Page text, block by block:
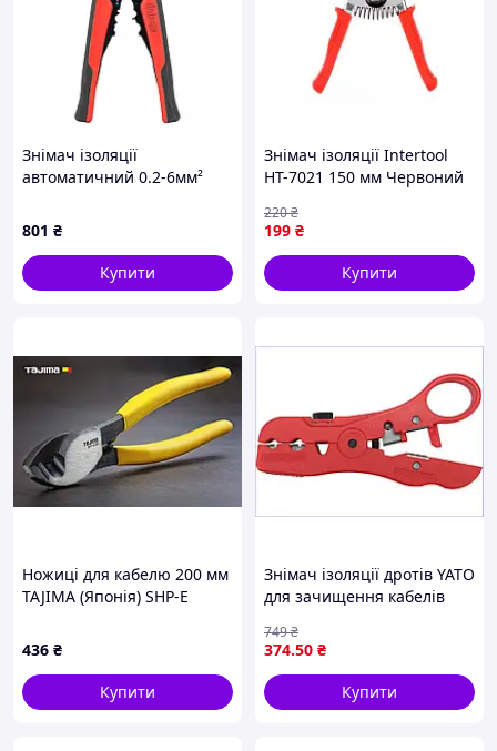
Знімач ізоляції
автоматичний 0.2-6мм²
замовленні один бренд)
801 ₴
Купити
Знімач ізоляції Intertool
HT-7021 150 мм Червоний
199 ₴
220₴
Купити
Ножиці для кабелю 200 мм
TAJIMA (Японія) SHP-E
436 ₴
Купити
Знімач ізоляції дротів YATO
для зачищення кабелів
RG6 RG7 RG11 125 мм
374.50 ₴
749₴
Купити